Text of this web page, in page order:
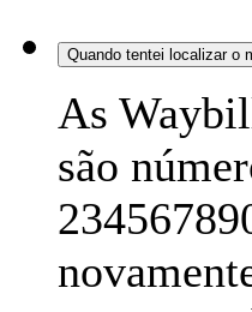
Quando tentei localizar o
As
são